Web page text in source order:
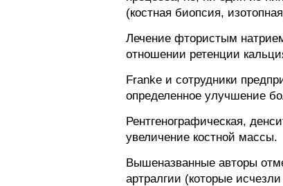
(костная биопсия,
Лечение фтористым
отношении ретенции
Franke и сотрудники
определенное улучшение
Рентгенографическая,
увеличение костной массы.
Вышеназванные авторы
артралгии (которые